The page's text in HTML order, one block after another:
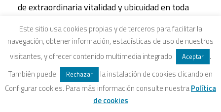
de extraordinaria vitalidad y ubicuidad en toda
bajo múltiples formas. Sin embargo, hoy
debemos agradecerles que escogieran la pobreza
y que en el largo período del siglo XII al XIV se
enfrentaran incluso a los grandes pontificados
(como los de Gregorio VII, Inocencio III o Bonifacio
Este sitio usa cookies propias y de terceros para facilitar la
navegación, obtener información, estadísticas de uso de nuestros
visitantes, y ofrecer contenido multimedia integrado
Aceptar
.
También puede
Rechazar
la instalación de cookies clicando en
Configurar cookies. Para más información consulte nuestraPolítica
de cookies